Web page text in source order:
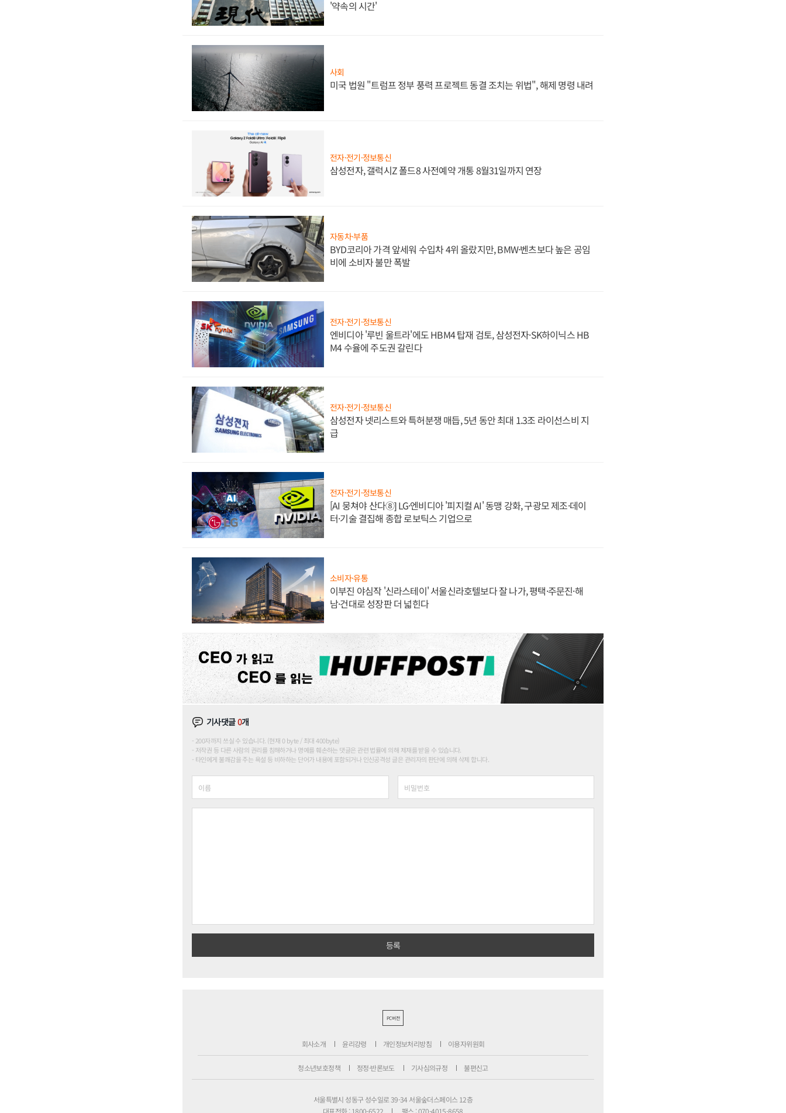
'약속의 시간'
사회
미국 법원 "트럼프 정부 풍력 프로젝트 동결 조치는 위법", 해제 명령 내려
전자·전기·정보통신
삼성전자, 갤럭시Z 폴드8 사전예약 개통 8월31일까지 연장
자동차·부품
BYD코리아 가격 앞세워 수입차 4위 올랐지만, BMW·벤츠보다 높은 공임
비에 소비자 불만 폭발
전자·전기·정보통신
엔비디아 '루빈 울트라'에도 HBM4 탑재 검토, 삼성전자·SK하이닉스 HB
M4 수율에 주도권 갈린다
전자·전기·정보통신
삼성전자 넷리스트와 특허분쟁 매듭, 5년 동안 최대 1.3조 라이선스비 지
급
전자·전기·정보통신
[AI 뭉쳐야 산다⑧] LG·엔비디아 '피지컬 AI' 동맹 강화, 구광모 제조·데이
터·기술 결집해 종합 로보틱스 기업으로
소비자·유통
이부진 야심작 '신라스테이' 서울신라호텔보다 잘 나가, 평택·주문진·해
남·건대로 성장판 더 넓힌다
기사댓글0개
200자까지 쓰실 수 있습니다. (현재 0 byte / 최대 400byte)
저작권 등 다른 사람의 권리를 침해하거나 명예를 훼손하는 댓글은 관련 법률에 의해 제재를 받을 수 있습니다.
타인에게 불쾌감을 주는 욕설 등 비하하는 단어가 내용에 포함되거나 인신공격성 글은 관리자의 판단에 의해 삭제 합니다.
PC버전
회사소개 윤리강령 개인정보처리방침 이용자위원회
청소년보호정책 정정·반론보도 기사심의규정 불편신고
서울특별시 성동구 성수일로 39-34 서울숲더스페이스 12층
대표전화 : 1800-6522
팩스 : 070-4015-8658